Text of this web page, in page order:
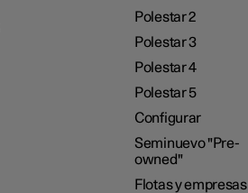
Polestar 2
Polestar 3
Polestar 4
Polestar 5
Configurar
Seminuevo "Pre-
owned"
Flotas y empresas